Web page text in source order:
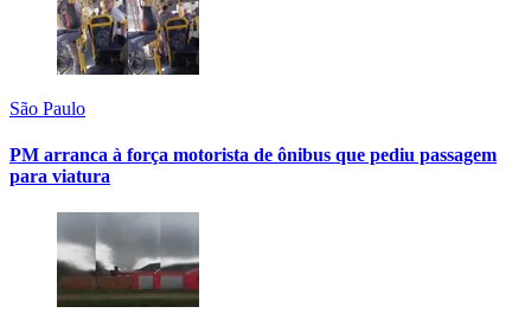
São Paulo
PM arranca à força motorista de ônibus que pediu passagem
para viatura